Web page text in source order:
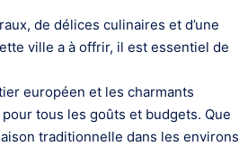
de délices culinaires et d’une
ville a à offrir, il est essentiel de
européen et les charmants
tous les goûts et budgets. Que
traditionnelle dans les environs